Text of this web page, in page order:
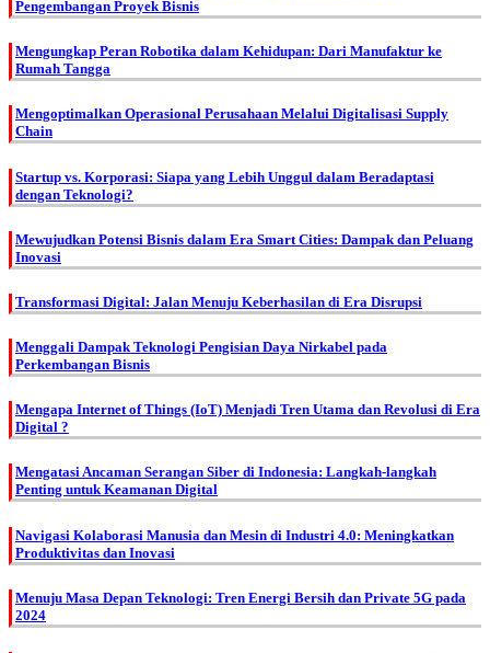
Pengembangan Proyek Bisnis
Mengungkap Peran Robotika dalam Kehidupan: Dari Manufaktur ke
Rumah Tangga
Mengoptimalkan Operasional Perusahaan Melalui Digitalisasi Supply
Chain
Startup vs. Korporasi: Siapa yang Lebih Unggul dalam Beradaptasi
dengan Teknologi?
Mewujudkan Potensi Bisnis dalam Era Smart Cities: Dampak dan Peluang
Inovasi
Transformasi Digital: Jalan Menuju Keberhasilan di Era Disrupsi
Menggali Dampak Teknologi Pengisian Daya Nirkabel pada
Perkembangan Bisnis
Mengapa Internet of Things (IoT) Menjadi Tren Utama dan Revolusi di Era
Digital ?
Mengatasi Ancaman Serangan Siber di Indonesia: Langkah-langkah
Penting untuk Keamanan Digital
Navigasi Kolaborasi Manusia dan Mesin di Industri 4.0: Meningkatkan
Produktivitas dan Inovasi
Menuju Masa Depan Teknologi: Tren Energi Bersih dan Private 5G pada
2024